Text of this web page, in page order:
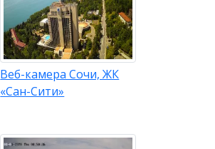
Веб-камера Сочи, ЖК
«Сан-Сити»